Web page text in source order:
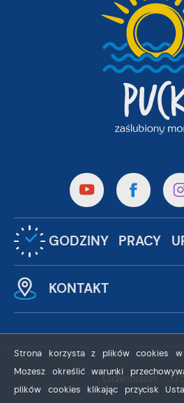
GODZINY PRACY
KONTAKT
Odwiedzin:
Strona korzysta z plików cookies w
Możesz określić warunki
plików cookies klikając przycisk